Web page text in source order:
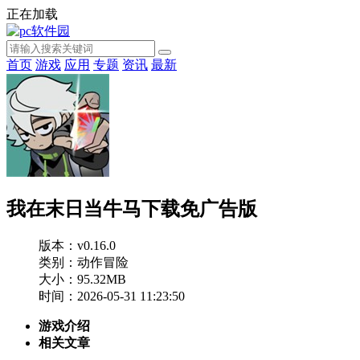
正在加载
首页 游戏 应用 专题 资讯 最新
我在末日当牛马下载免广告版
版本：v0.16.0
类别：动作冒险
大小：95.32MB
时间：2026-05-31 11:23:50
游戏介绍
相关文章